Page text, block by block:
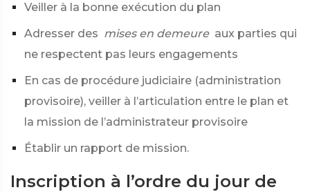
Veiller à la bonne exécution du plan
Adresser des mises en demeure aux parties qui
ne respectent pas leurs engagements
En cas de procédure judiciaire (administration
provisoire), veiller à l’articulation entre le plan et
la mission de l’administrateur provisoire
Établir un rapport de mission.
Inscription à l’ordre du jour de